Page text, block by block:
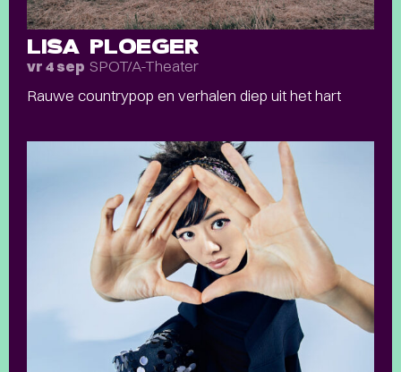
LISA PLOEGER
vr 4 sep SPOT/A-Theater
Rauwe countrypop en verhalen diep uit het hart